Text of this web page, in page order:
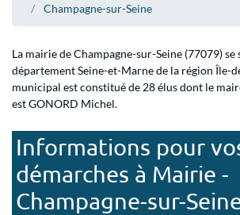
Champagne-sur-Seine
La mairie de Champagne-sur-Seine (77079) se
département Seine-et-Marne de la région Île-
municipal est constitué de 28 élus dont le
est GONORD Michel.
Informations pour
démarches à Mairie -
Champagne-sur-